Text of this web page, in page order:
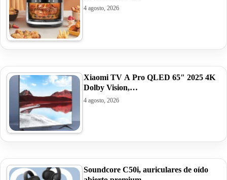
4 agosto, 2026
Xiaomi TV A Pro QLED 65″ 2025 4K
Dolby Vision,…
4 agosto, 2026
Soundcore C50i, auriculares de oído